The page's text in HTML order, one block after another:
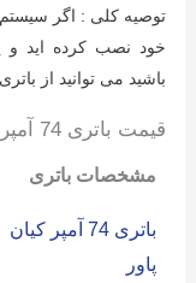
توصیه کلی : اگر
خود نصب کرده اید و
باشید می توانید از
قیمت باتری 74 آمپر برای بنز E350 مدل 2017:
مشخصات باتری
باتری 74 آمپر کیان
پاور